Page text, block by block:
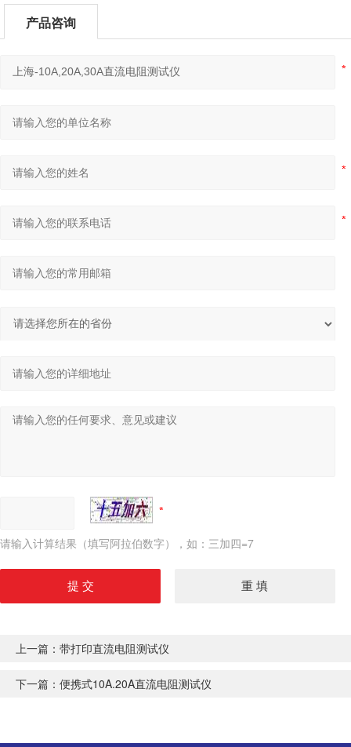
产品咨询
请输入计算结果（填写阿拉伯数字），如：三加四=7
上一篇： 带打印直流电阻测试仪
下一篇： 便携式10A.20A直流电阻测试仪